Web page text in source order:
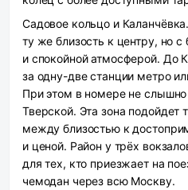
Садовое кольцо и Каланчёвка.
ту же близость к центру, но
и спокойной атмосферой. До
за одну-две станции метро
При этом в номере не слышно
Тверской. Эта зона
между близостью к
и ценой. Район у трёх
для тех, кто приезжает на
чемодан через всю Москву.